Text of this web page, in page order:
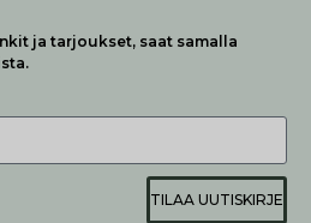
ja tarjoukset, saat samalla
TILAA UUTISKIRJE